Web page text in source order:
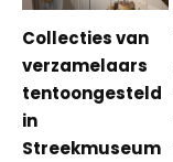
Collecties van
verzamelaars
tentoongesteld
in
Streekmuseum